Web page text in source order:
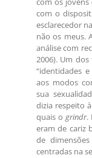
com o
esclarecedor
não os meus.
análise com
2006). Um
“identidades
aos modos
sua
dizia respeito
quais ogrindr.
eram de cariz
de
centradas na